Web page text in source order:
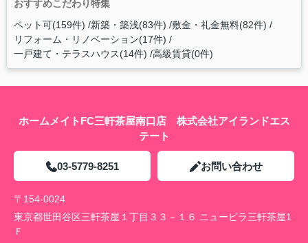
おすすめこだわり特集
ペット可(159件) 新築・築浅(83件) 敷金・礼金無料(82件)
リフォーム・リノベーション(17件)
一戸建て・テラスハウス(14件) 高級賃貸(0件)
ホームメイトFC三軒茶屋南口店 株式会社アイランドエス
テート
03-5779-8251 お問い合わせ
〒154-0024
東京都世田谷区三軒茶屋１丁目３３－１６ ニュービラ三軒茶屋1
Ｆ